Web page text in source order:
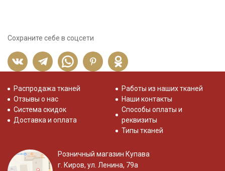
Сохраните себе в соцсети
Распродажа тканей
Отзывы о нас
Система скидок
Доставка и оплата
Работы из наших тканей
Наши контакты
Способы оплаты и
реквизиты
Типы тканей
Розничный магазин Купава
г. Киров, ул. Ленина, 79а